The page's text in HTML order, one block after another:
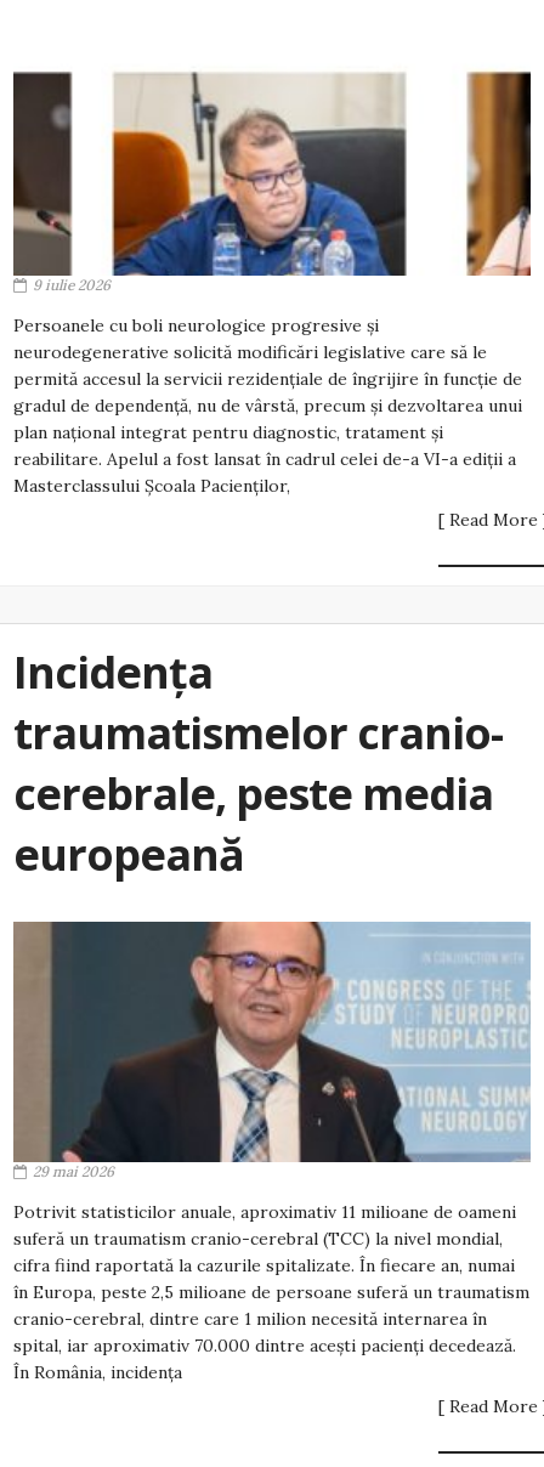
9 iulie 2026
Persoanele cu boli neurologice progresive și
neurodegenerative solicită modificări legislative care să le
permită accesul la servicii rezidențiale de îngrijire în funcție de
gradul de dependență, nu de vârstă, precum și dezvoltarea unui
plan național integrat pentru diagnostic, tratament și
reabilitare. Apelul a fost lansat în cadrul celei de-a VI-a ediții a
Masterclassului Școala Pacienților,
[ Read More
Incidența
traumatismelor cranio-
cerebrale, peste media
europeană
29 mai 2026
Potrivit statisticilor anuale, aproximativ 11 milioane de oameni
suferă un traumatism cranio-cerebral (TCC) la nivel mondial,
cifra fiind raportată la cazurile spitalizate. În fiecare an, numai
în Europa, peste 2,5 milioane de persoane suferă un traumatism
cranio-cerebral, dintre care 1 milion necesită internarea în
spital, iar aproximativ 70.000 dintre acești pacienți decedează.
În România, incidența
[ Read More